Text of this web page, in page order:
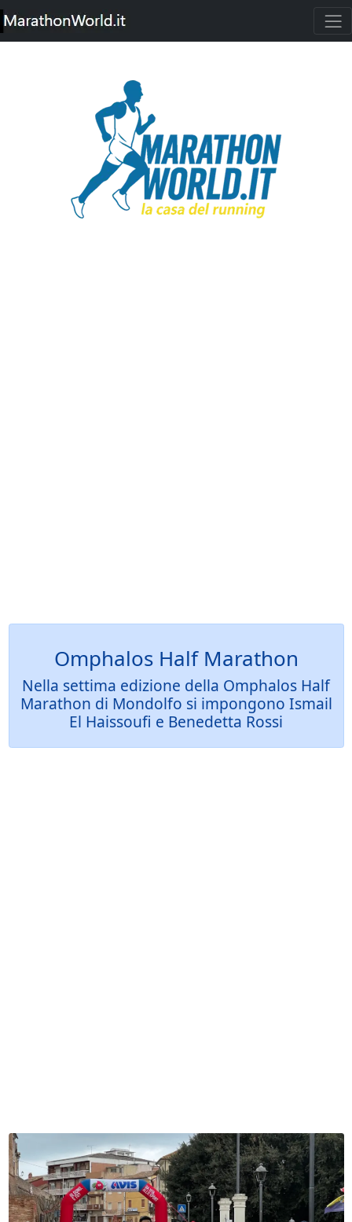
Omphalos Half Marathon
Nella settima edizione della Omphalos Half
Marathon di Mondolfo si impongono Ismail
El Haissoufi e Benedetta Rossi